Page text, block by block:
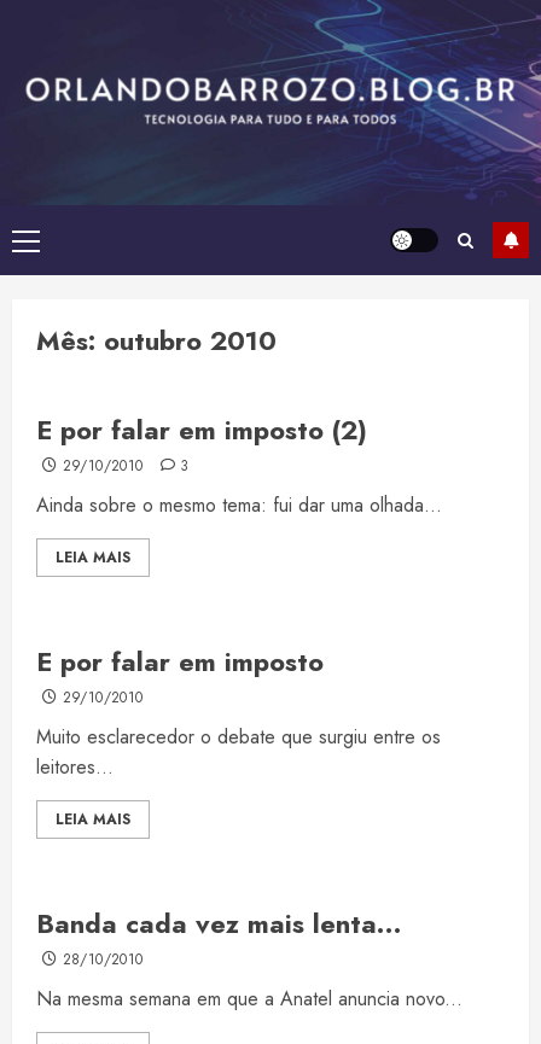
content
Primary
Menu
Mês: outubro 2010
E por falar em imposto (2)
29/10/2010 3
Ainda sobre o mesmo tema: fui dar uma olhada...
LEIA MAIS
E por falar em imposto
29/10/2010
Muito esclarecedor o debate que surgiu entre os
leitores...
LEIA MAIS
Banda cada vez mais lenta…
28/10/2010
Na mesma semana em que a Anatel anuncia novo...